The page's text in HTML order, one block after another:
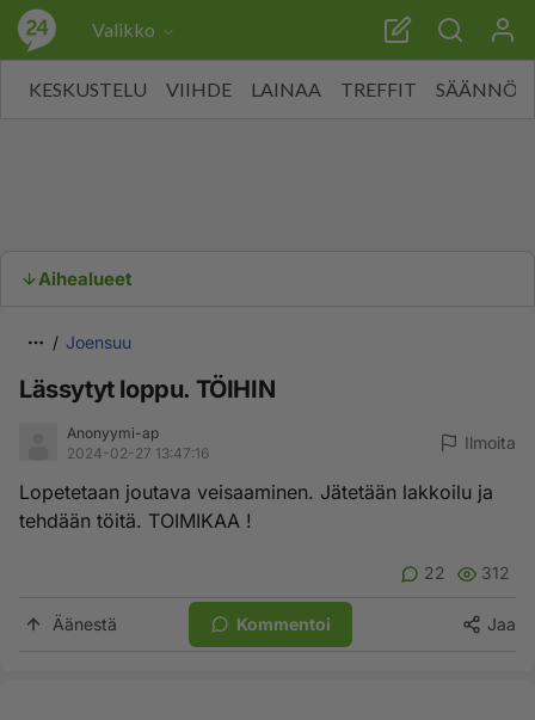
Valikko
KESKUSTELU VIIHDE LAINAA TREFFIT SÄÄNNÖT
Aihealueet
Joensuu
Lässytyt loppu. TÖIHIN
Anonyymi-ap
2024-02-27 13:47:16
Ilmoita
Lopetetaan joutava veisaaminen. Jätetään lakkoilu ja
tehdään töitä. TOIMIKAA !
22 312
Äänestä Kommentoi Jaa